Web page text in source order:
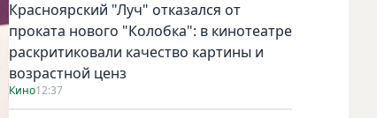
Красноярский "Луч" отказался от
проката нового "Колобка": в кинотеатре
раскритиковали качество картины и
возрастной ценз
Кино12:37